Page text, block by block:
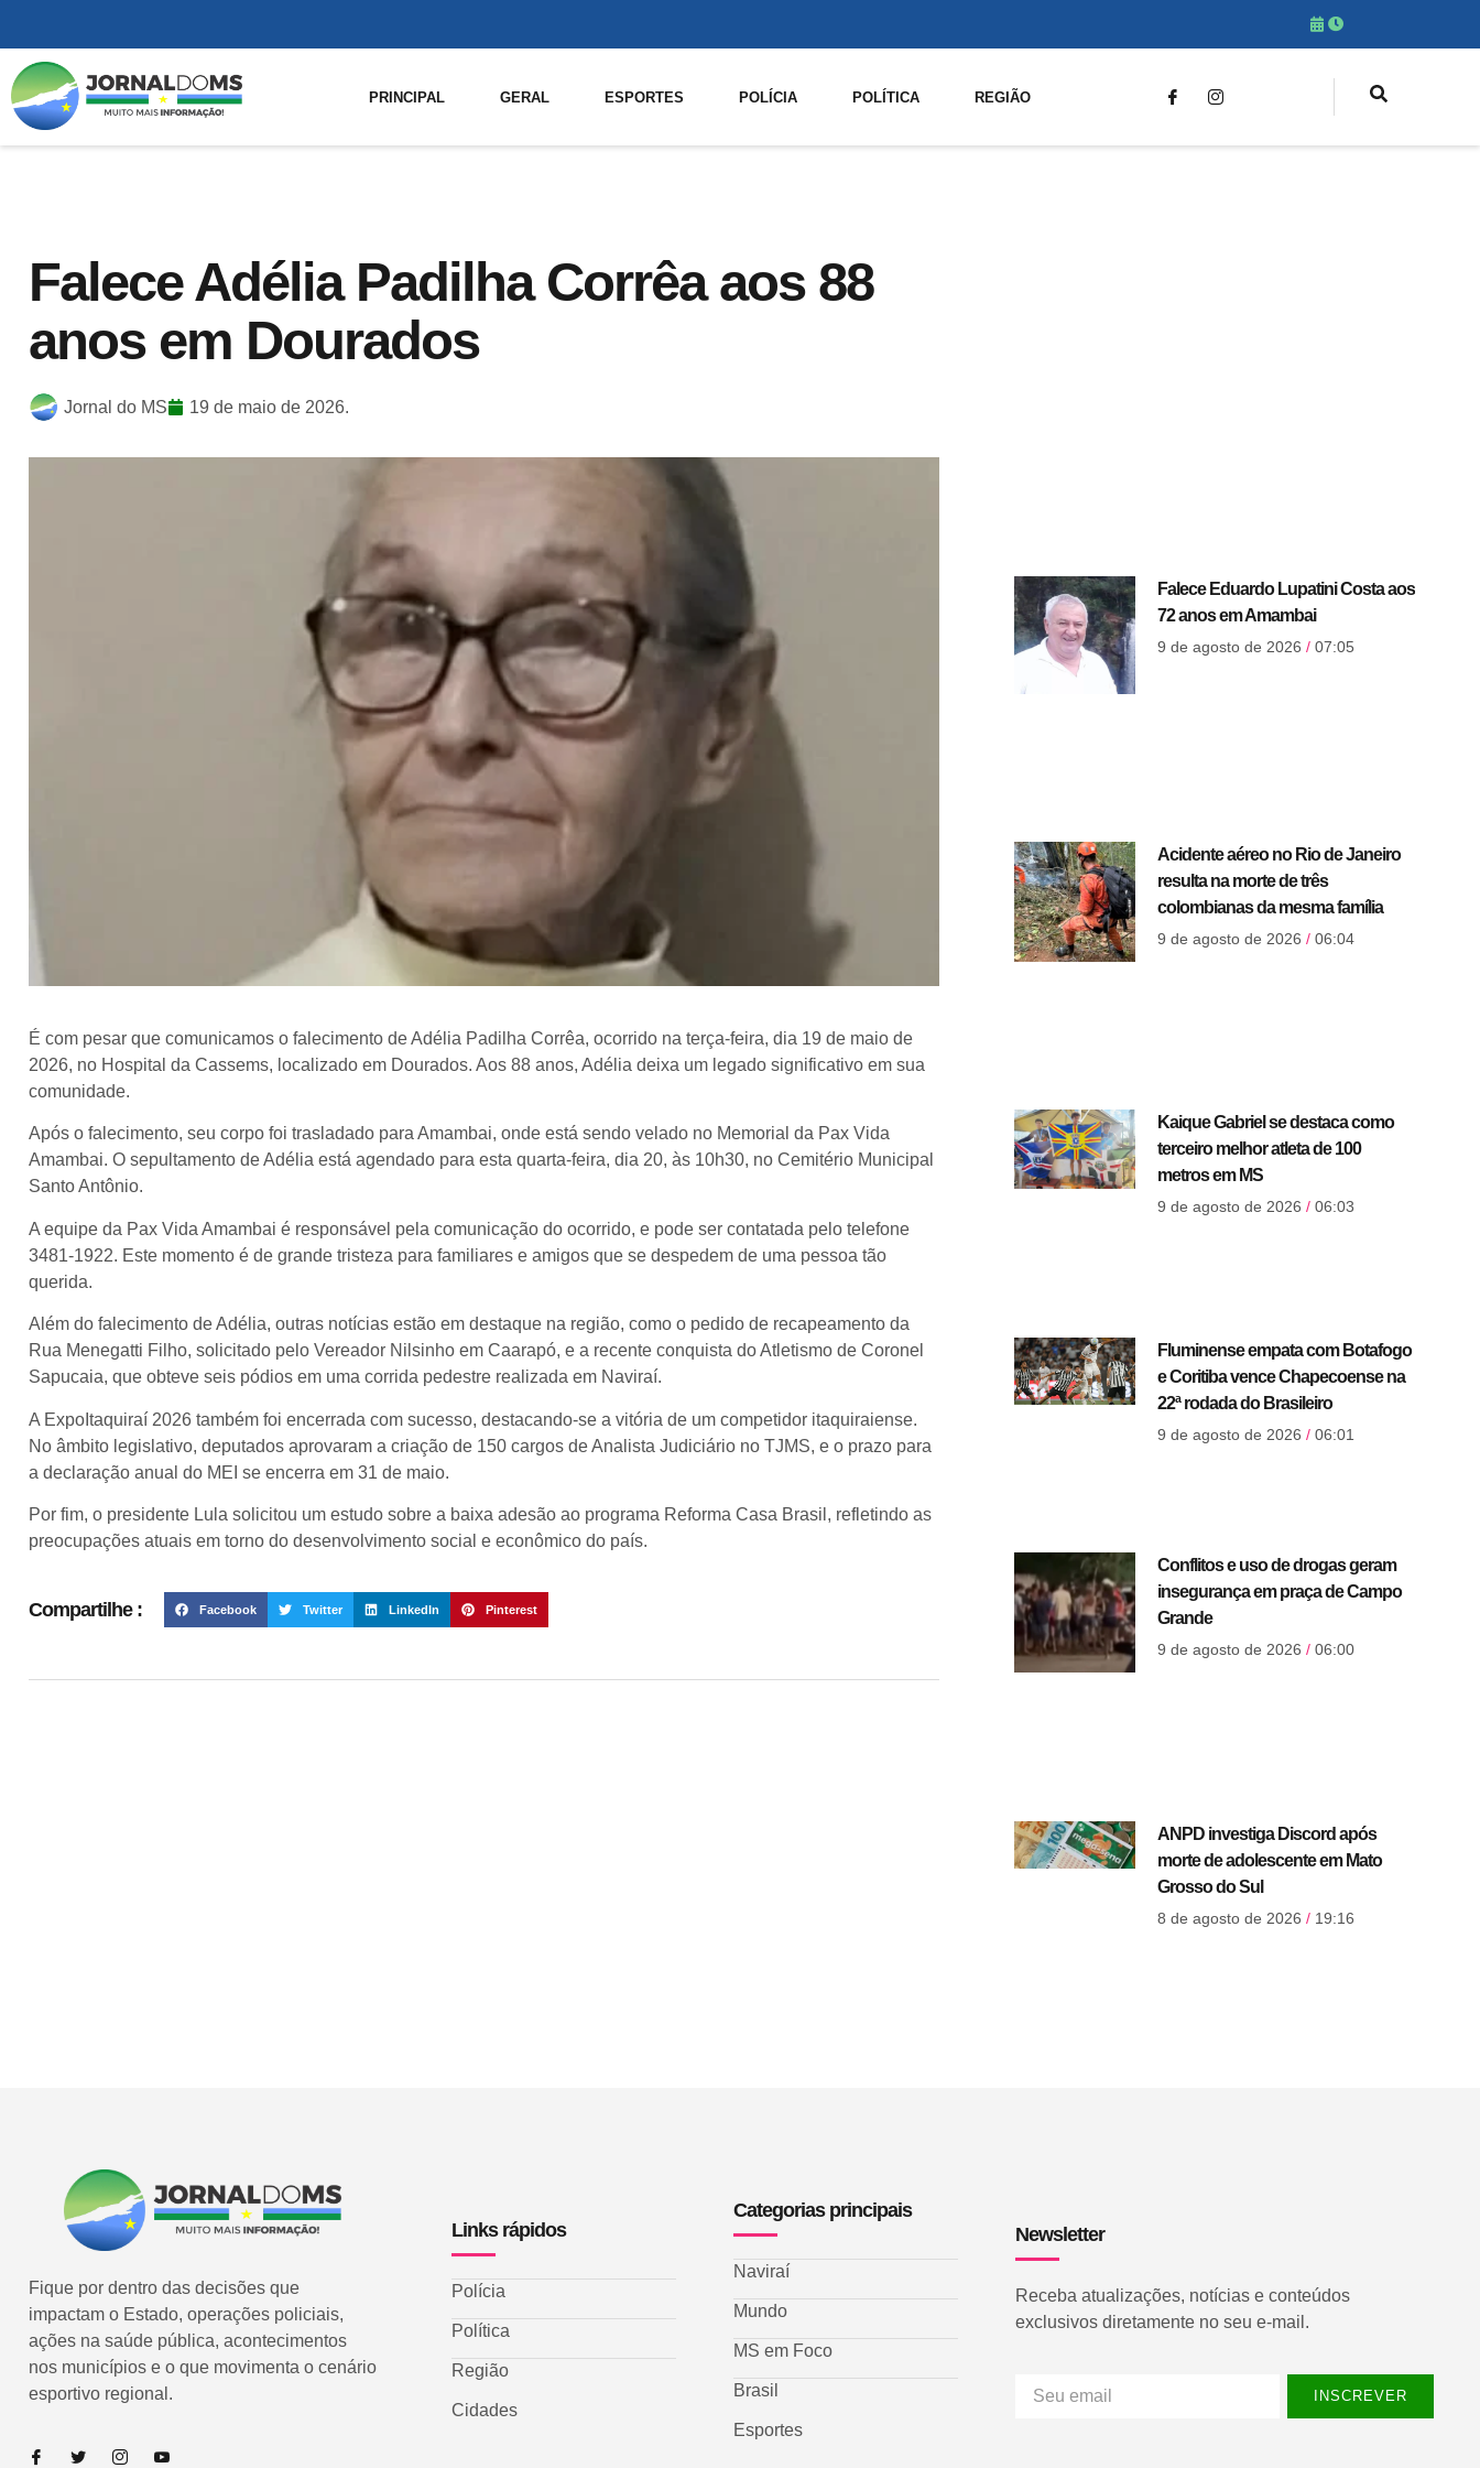
PRINCIPAL GERAL ESPORTES POLÍCIA POLÍTICA REGIÃO
Falece Adélia Padilha Corrêa aos 88
anos em Dourados
Jornal do MS 19 de maio de 2026.
É com pesar que comunicamos o falecimento de Adélia Padilha Corrêa, ocorrido na terça-feira, dia 19 de maio de
2026, no Hospital da Cassems, localizado em Dourados. Aos 88 anos, Adélia deixa um legado significativo em sua
comunidade.
Após o falecimento, seu corpo foi trasladado para Amambai, onde está sendo velado no Memorial da Pax Vida
Amambai. O sepultamento de Adélia está agendado para esta quarta-feira, dia 20, às 10h30, no Cemitério Municipal
Santo Antônio.
A equipe da Pax Vida Amambai é responsável pela comunicação do ocorrido, e pode ser contatada pelo telefone
3481-1922. Este momento é de grande tristeza para familiares e amigos que se despedem de uma pessoa tão
querida.
Além do falecimento de Adélia, outras notícias estão em destaque na região, como o pedido de recapeamento da
Rua Menegatti Filho, solicitado pelo Vereador Nilsinho em Caarapó, e a recente conquista do Atletismo de Coronel
Sapucaia, que obteve seis pódios em uma corrida pedestre realizada em Naviraí.
A ExpoItaquiraí 2026 também foi encerrada com sucesso, destacando-se a vitória de um competidor itaquiraiense.
No âmbito legislativo, deputados aprovaram a criação de 150 cargos de Analista Judiciário no TJMS, e o prazo para
a declaração anual do MEI se encerra em 31 de maio.
Por fim, o presidente Lula solicitou um estudo sobre a baixa adesão ao programa Reforma Casa Brasil, refletindo as
preocupações atuais em torno do desenvolvimento social e econômico do país.
Compartilhe : Facebook Twitter LinkedIn Pinterest
Falece Eduardo Lupatini Costa aos
72 anos em Amambai
9 de agosto de 2026 07:05
Acidente aéreo no Rio de Janeiro
resulta na morte de três
colombianas da mesma família
9 de agosto de 2026 06:04
Kaique Gabriel se destaca como
terceiro melhor atleta de 100
metros em MS
9 de agosto de 2026 06:03
Fluminense empata com Botafogo
e Coritiba vence Chapecoense na
22ª rodada do Brasileiro
9 de agosto de 2026 06:01
Conflitos e uso de drogas geram
insegurança em praça de Campo
Grande
9 de agosto de 2026 06:00
ANPD investiga Discord após
morte de adolescente em Mato
Grosso do Sul
8 de agosto de 2026 19:16
Fique por dentro das decisões que
impactam o Estado, operações policiais,
ações na saúde pública, acontecimentos
nos municípios e o que movimenta o cenário
esportivo regional.
Links rápidos
Polícia
Política
Região
Cidades
Categorias principais
Naviraí
Mundo
MS em Foco
Brasil
Esportes
Newsletter
Receba atualizações, notícias e conteúdos
exclusivos diretamente no seu e-mail.
INSCREVER